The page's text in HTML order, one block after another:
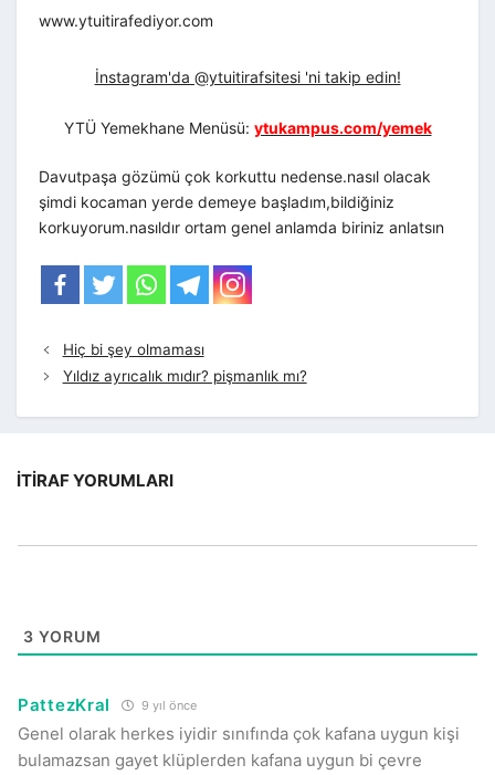
www.ytuitirafediyor.com
İnstagram'da @ytuitirafsitesi 'ni takip edin!
YTÜ Yemekhane Menüsü: ytukampus.com/yemek
Davutpaşa gözümü çok korkuttu nedense.nasıl olacak
şimdi kocaman yerde demeye başladım,bildiğiniz
korkuyorum.nasıldır ortam genel anlamda biriniz anlatsın
Hiç bi şey olmaması
Yıldız ayrıcalık mıdır? pişmanlık mı?
İTIRAF YORUMLARI
3 YORUM
PattezKral 9 yıl önce
Genel olarak herkes iyidir sınıfında çok kafana uygun kişi
bulamazsan gayet klüplerden kafana uygun bi çevre